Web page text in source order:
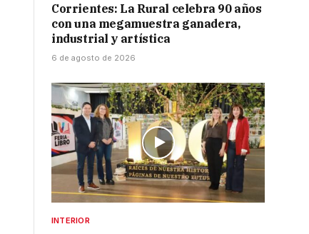
Corrientes: La Rural celebra 90 años
con una megamuestra ganadera,
industrial y artística
6 de agosto de 2026
INTERIOR